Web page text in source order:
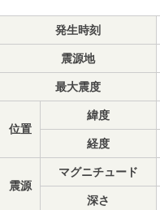
発生時刻
震源地
最大震度
位置
緯度
経度
震源
マグニチュード
深さ